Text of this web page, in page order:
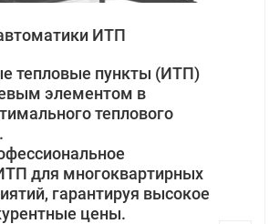
ИТП
тепловые пункты (ИТП)
элементом в
теплового
для многоквартирных
гарантируя высокое
цены.